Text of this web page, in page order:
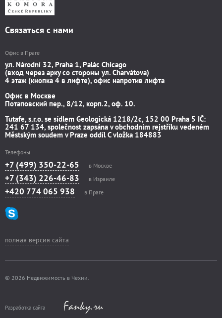
Связаться с нами
Офис в Праге
ул. Národní 32, Praha 1, Palác Chicago
(вход через арку со стороны ул. Charvátova)
4 этаж (кнопка 4 в лифте), офис напротив лифта
Офис в Москве
Потаповский пер., 8/12, корп.2, оф. 10.
Tutafe, s.r.o. se sídlem Geologická 1218/2c, 152 00 Praha 5 IČ:
241 67 134, společnost zapsána v obchodním rejstříku vedeném
Městským soudem v Praze oddíl C vložka 184883
Телефоны
+7 (499) 350-22-65 в Москве
+7 (343) 226-46-83 в Израиле
+420 774 065 938 в Праге
полная версия сайта
© 2026 Недвижимость в Чехии.
Разработка сайта